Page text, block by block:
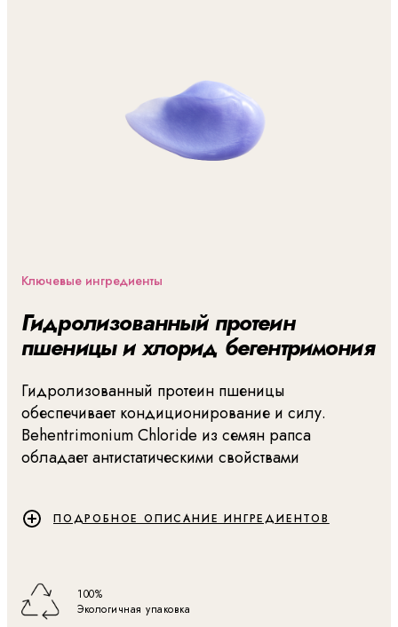
Ключевые ингредиенты
Гидролизованный протеин
пшеницы и хлорид бегентримония
Гидролизованный протеин пшеницы
обеспечивает кондиционирование и силу.
Behentrimonium Chloride из семян рапса
обладает антистатическими свойствами
ПОДРОБНОЕ ОПИСАНИЕ ИНГРЕДИЕНТОВ
100%
Экологичная упаковка